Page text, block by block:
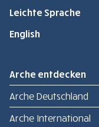
Leichte Sprache
English
Arche entdecken
Arche Deutschland
Arche International